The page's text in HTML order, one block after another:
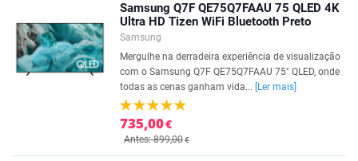
Samsung Q7F QE75Q7FAAU 75 QLED 4K
Ultra HD Tizen WiFi Bluetooth Preto
Samsung
Mergulhe na derradeira experiência de visualização
com o Samsung Q7F QE75Q7FAAU 75" QLED, onde
todas as cenas ganham vida...
[Ler mais]
735,00€
Antes: 899,00€